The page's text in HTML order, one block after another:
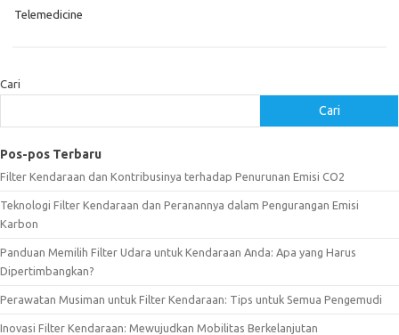
Telemedicine
Cari
Cari
Pos-pos Terbaru
Filter Kendaraan dan Kontribusinya terhadap Penurunan Emisi CO2
Teknologi Filter Kendaraan dan Peranannya dalam Pengurangan Emisi
Karbon
Panduan Memilih Filter Udara untuk Kendaraan Anda: Apa yang Harus
Dipertimbangkan?
Perawatan Musiman untuk Filter Kendaraan: Tips untuk Semua Pengemudi
Inovasi Filter Kendaraan: Mewujudkan Mobilitas Berkelanjutan